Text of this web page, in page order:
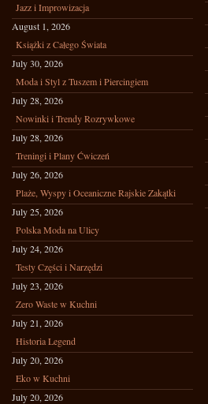
Jazz i Improwizacja
August 1, 2026
Książki z Całego Świata
July 30, 2026
Moda i Styl z Tuszem i Piercingiem
July 28, 2026
Nowinki i Trendy Rozrywkowe
July 28, 2026
Treningi i Plany Ćwiczeń
July 26, 2026
Plaże, Wyspy i Oceaniczne Rajskie Zakątki
July 25, 2026
Polska Moda na Ulicy
July 24, 2026
Testy Części i Narzędzi
July 23, 2026
Zero Waste w Kuchni
July 21, 2026
Historia Legend
July 20, 2026
Eko w Kuchni
July 20, 2026